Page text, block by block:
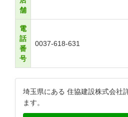
舗
電
話
番
号
0037-618-631
埼玉県にある 住協建設株式会社
ます。